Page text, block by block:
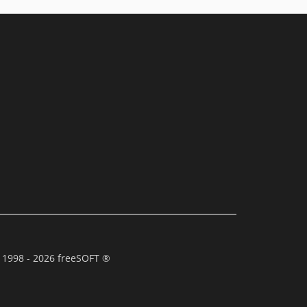
- 2026 freeSOFT ®